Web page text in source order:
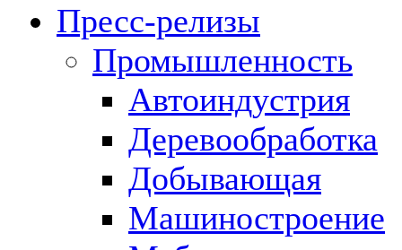
Пресс-релизы
Промышленность
Автоиндустрия
Деревообработка
Добывающая
Машиностроение